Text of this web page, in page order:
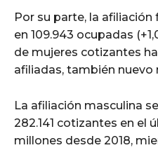
Por su parte, la
en 109.943 ocupadas
de mujeres cotizantes
afiliadas, también nuevo
La afiliación masculina
282.141 cotizantes en el
millones desde 2018,